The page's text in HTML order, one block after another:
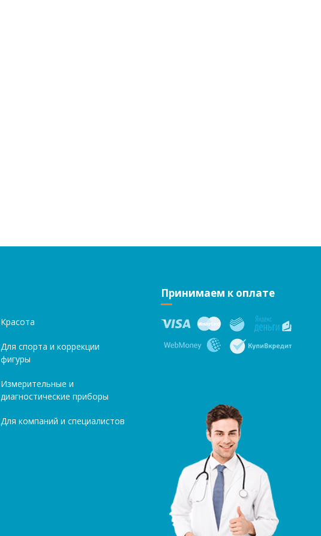
Красота
Для спорта и коррекции
фигуры
Измерительные и
диагностические приборы
Для компаний и специалистов
Принимаем к оплате